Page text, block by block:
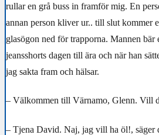
rullar en grå buss in framför mig. En
annan person kliver ur.. till slut kommer
glasögon ned för trapporna. Mannen bär
jeansshorts dagen till ära och när han
jag sakta fram och hälsar.
– Välkommen till Värnamo, Glenn. Vill
– Tjena David. Naj, jag vill ha öl!, säger